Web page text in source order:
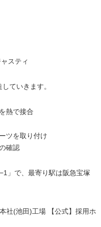
スティ
ていきます。
熱で接合
ツを取り付け
確認
」で、最寄り駅は阪急宝塚
社(池田)工場 【公式】採用ホ